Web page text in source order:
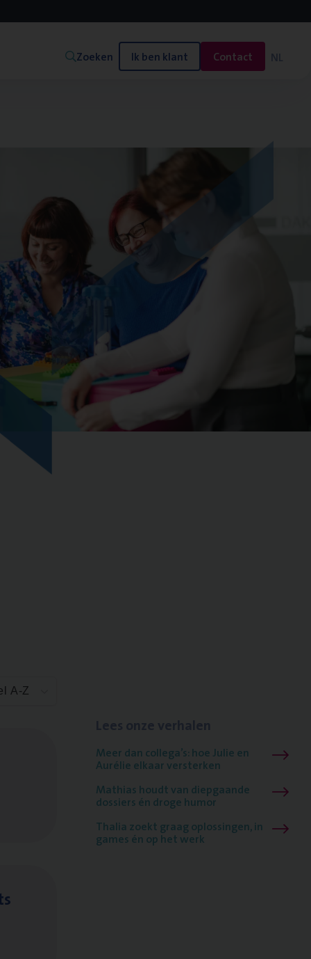
Zoeken Ik ben klant Contact NL
A-Z
Meer dan collega’s: hoe Julie en
Aurélie elkaar versterken
Mathias houdt van diepgaande
dossiers én droge humor
Thalia zoekt graag oplossingen, in
games én op het werk